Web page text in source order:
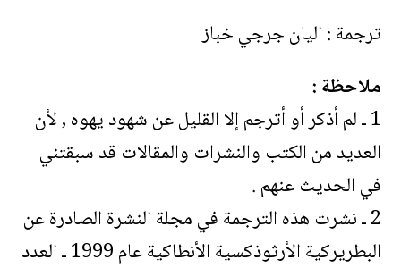
ترجمة : اليان جرجي خباز
ملاحظة :
1 ـ لم أذكر أو أترجم إلا القليل عن شهود يهوه , لأن
العديد من الكتب والنشرات والمقالات قد سبقتني
في الحديث عنهم .
2 ـ نشرت هذه الترجمة في مجلة النشرة الصادرة عن
البطريركية الأرثوذكسية الأنطاكية عام 1999 ـ العدد